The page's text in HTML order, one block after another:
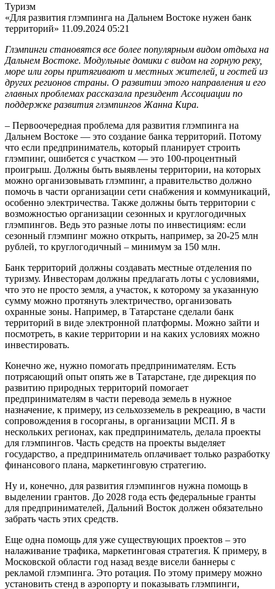
Туризм
«Для развития глэмпинга на Дальнем Востоке нужен банк
территорий» 11.09.2024 05:21
Глэмпинги становятся все более популярным видом отдыха на
Дальнем Востоке. Модульные домики с видом на горную реку,
море или горы притягивают и местных жителей, и гостей из
других регионов страны. О развитии этого направления и его
главных проблемах рассказала президент Ассоциации по
поддержке развития глэмпингов Жанна Кира.
– Первоочередная проблема для развития глэмпинга на
Дальнем Востоке — это создание банка территорий. Потому
что если предприниматель, который планирует строить
глэмпинг, ошибется с участком — это 100-процентный
проигрыш. Должны быть выявлены территории, на которых
можно организовывать глэмпинг, а правительство должно
помочь в части организации сети снабжения и коммуникаций,
особенно электричества. Также должны быть территории с
возможностью организации сезонных и круглогодичных
глэмпингов. Ведь это разные лоты по инвестициям: если
сезонный глэмпинг можно открыть, например, за 20-25 млн
рублей, то круглогодичный – минимум за 150 млн.
Банк территорий должны создавать местные отделения по
туризму. Инвесторам должны предлагать лоты с условиями,
что это не просто земля, а участок, к которому за указанную
сумму можно протянуть электричество, организовать
охранные зоны. Например, в Татарстане сделали банк
территорий в виде электронной платформы. Можно зайти и
посмотреть, в какие территории и на каких условиях можно
инвестировать.
Конечно же, нужно помогать предпринимателям. Есть
потрясающий опыт опять же в Татарстане, где дирекция по
развитию природных территорий помогает
предпринимателям в части перевода земель в нужное
назначение, к примеру, из сельхозземель в рекреацию, в части
сопровождения в госорганы, в организации МСП. Я в
нескольких регионах, как предприниматель, делала проекты
для глэмпингов. Часть средств на проекты выделяет
государство, а предприниматель оплачивает только разработку
финансового плана, маркетинговую стратегию.
Ну и, конечно, для развития глэмпингов нужна помощь в
выделении грантов. До 2028 года есть федеральные гранты
для предпринимателей, Дальний Восток должен обязательно
забрать часть этих средств.
Еще одна помощь для уже существующих проектов – это
налаживание трафика, маркетинговая стратегия. К примеру, в
Московской области год назад везде висели баннеры с
рекламой глэмпинга. Это ротация. По этому примеру можно
установить стенд в аэропорту и показывать глэмпинги,